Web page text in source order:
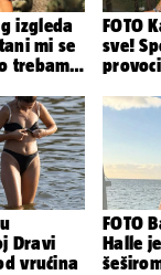
izgleda
mi se
trebam
FOTO
sve!
Dravi
vrućina
FOTO
Halle